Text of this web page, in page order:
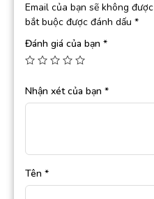
Email của bạn sẽ không
bắt buộc được đánh dấu *
Đánh giá của bạn *
Nhận xét của bạn *
Tên *